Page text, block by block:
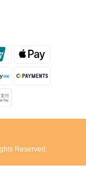
Reserved.